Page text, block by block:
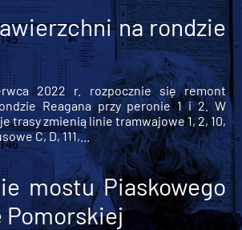
na rondzie
2022 r. rozpocznie się remont
Reagana przy peronie 1 i 2. W
trasy zmienią linie tramwajowe 1, 2, 10,
C, D, 111,...
mostu Piaskowego